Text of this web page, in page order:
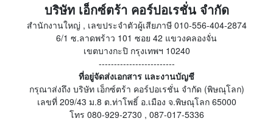
บริษัท เอ็กซ์ตร้า คอร์ปอเรชั่น จำกัด
สำนักงานใหญ่ , เลขประจำตัวผู้เสียภาษี 010-556-404-2874
6/1 ซ.ลาดพร้าว 101 ซอย 42 แขวงคลองจั่น
เขตบางกะปิ กรุงเทพฯ 10240
-------------------------
ที่อยู่จัดส่งเอกสาร และงานบัญชี
กรุณาส่งถึง บริษัท เอ็กซ์ตร้า คอร์ปอเรชั่น จำกัด (พิษณุโลก)
เลขที่ 209/43 ม.8 ต.ท่าโพธิ์ อ.เมือง จ.พิษณุโลก 65000
โทร 080-929-2730 , 087-017-5336